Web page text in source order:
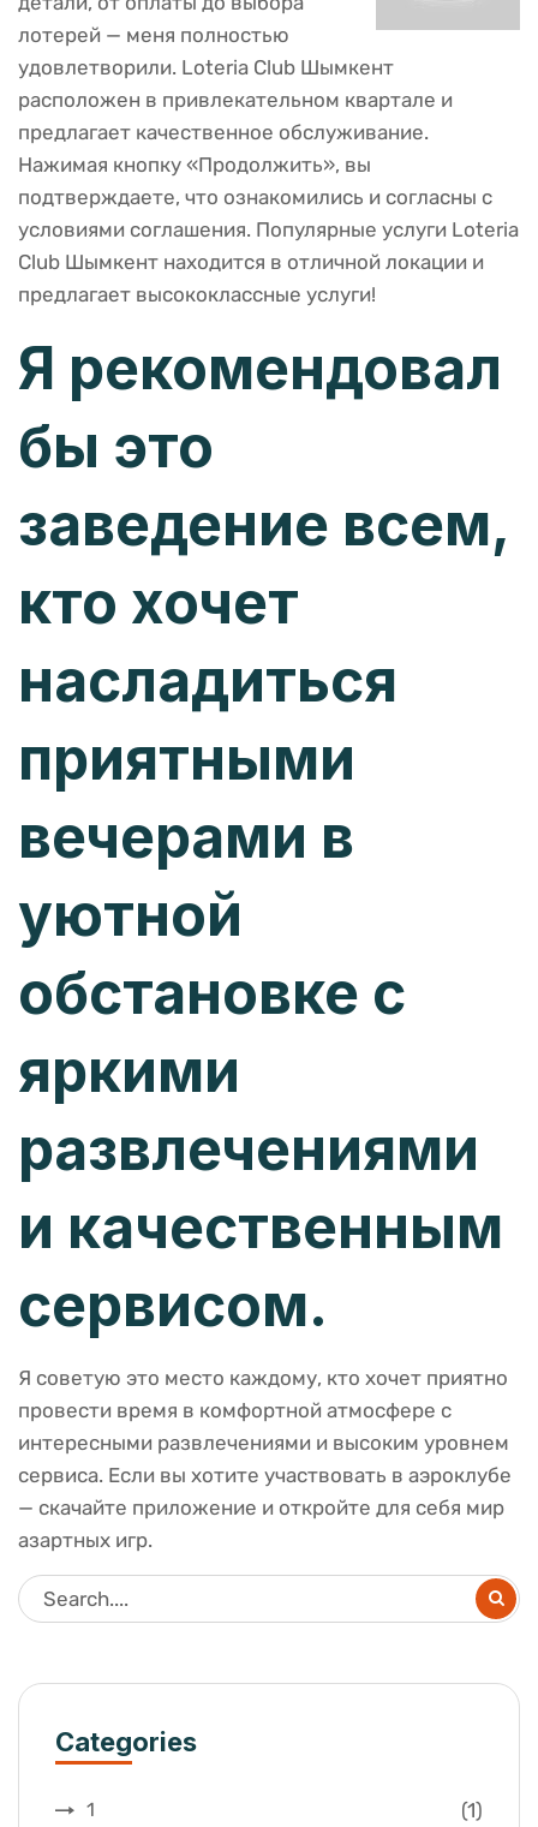
лотерей — меня полностью
удовлетворили. Loteria Club Шымкент
расположен в привлекательном квартале и
предлагает качественное обслуживание.
Нажимая кнопку «Продолжить», вы
подтверждаете, что ознакомились и согласны с
условиями соглашения. Популярные услуги Loteria
Club Шымкент находится в отличной локации и
предлагает высококлассные услуги!
Я рекомендовал
бы это
заведение всем,
кто хочет
насладиться
приятными
вечерами в
уютной
обстановке с
яркими
развлечениями
и качественным
сервисом.
Я советую это место каждому, кто хочет приятно
провести время в комфортной атмосфере с
интересными развлечениями и высоким уровнем
сервиса. Если вы хотите участвовать в аэроклубе
— скачайте приложение и откройте для себя мир
азартных игр.
Categories
1 (1)